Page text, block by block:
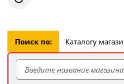
Поиск по: Каталогу